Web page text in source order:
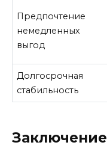
Предпочтение
немедленных
выгод
Долгосрочная
стабильность
Заключение